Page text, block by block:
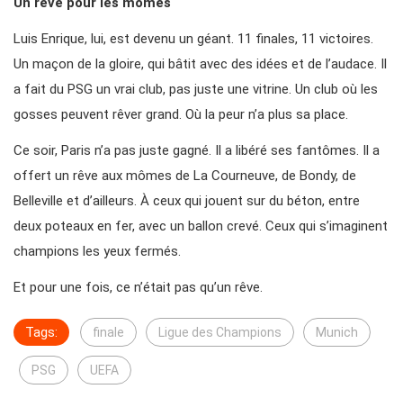
Luis Enrique, lui, est devenu un géant. 11 finales, 11 victoires.
Un maçon de la gloire, qui bâtit avec des idées et de l’audace. Il
a fait du PSG un vrai club, pas juste une vitrine. Un club où les
gosses peuvent rêver grand. Où la peur n’a plus sa place.
Ce soir, Paris n’a pas juste gagné. Il a libéré ses fantômes. Il a
offert un rêve aux mômes de La Courneuve, de Bondy, de
Belleville et d’ailleurs. À ceux qui jouent sur du béton, entre
deux poteaux en fer, avec un ballon crevé. Ceux qui s’imaginent
champions les yeux fermés.
Et pour une fois, ce n’était pas qu’un rêve.
Tags: finale Ligue des Champions Munich
PSG UEFA